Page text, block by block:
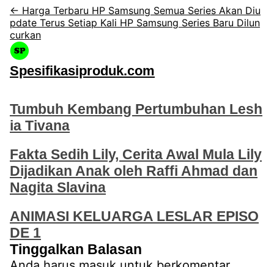
← Harga Terbaru HP Samsung Semua Series Akan Diu
pdate Terus Setiap Kali HP Samsung Series Baru Dilun
curkan
Spesifikasiproduk.com
Tumbuh Kembang Pertumbuhan Lesh
ia Tivana
Fakta Sedih Lily, Cerita Awal Mula Lily
Dijadikan Anak oleh Raffi Ahmad dan
Nagita Slavina
ANIMASI KELUARGA LESLAR EPISO
DE 1
Tinggalkan Balasan